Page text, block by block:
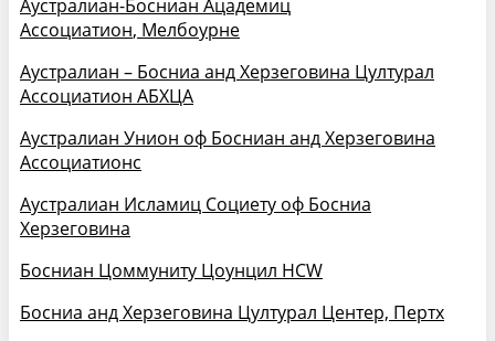
Аустралиан-Босниан Ацадемиц
Ассоциатион, Мелбоурне
Аустралиан – Босниа анд Херзеговина Цултурал
Ассоциатион АБХЦА
Аустралиан Унион оф Босниан анд Херзеговина
Ассоциатионс
Аустралиан Исламиц Социетy оф Босниа
Херзеговина
Босниан Цоммунитy Цоунцил НСW
Босниа анд Херзеговина Цултурал Центер, Пертх